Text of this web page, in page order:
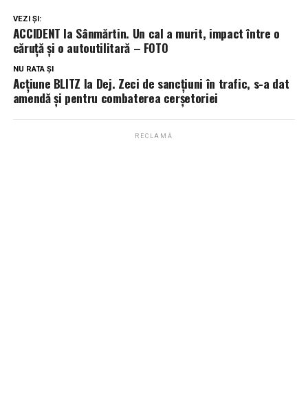
VEZI ȘI:
ACCIDENT la Sânmărtin. Un cal a murit, impact între o
căruță și o autoutilitară – FOTO
NU RATA ȘI
Acțiune BLITZ la Dej. Zeci de sancțiuni în trafic, s-a dat
amendă și pentru combaterea cerșetoriei
RECLAMĂ